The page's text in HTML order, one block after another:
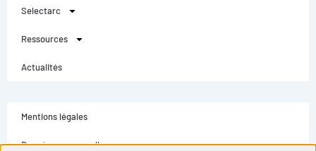
Selectarc
Ressources
Actualités
Mentions légales
Données personnelles